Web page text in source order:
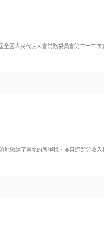
國人民代表大會常務委員會第二十二
繳納了當地的所得稅，並且這部分收